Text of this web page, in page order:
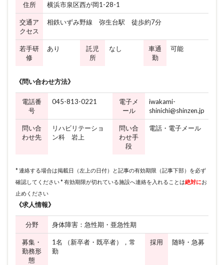
住所 横浜市泉区西が岡1-28-1
交通ア
クセス
相鉄いずみ野線 弥生台駅 徒歩約7分
若手研
修
あり
託児
所
なし
車通
勤
可能
《問い合わせ方法》
電話番
号
045-813-0221
電子メ
ール
iwakami-
shinichi@shinzen.jp
問い合
わせ先
リハビリテーショ
ン科 岩上
問い合
わせ手
段
電話・電子メール
* 連絡する場合は掲載日（左上の日付）と記事の有効期限（記事下部）を必ず
確認してください * 有効期限が切れている施設へ連絡を入れることは絶対にお
止めください
《求人情報》
分野 身体障害：急性期・亜急性期
募集・
勤務形
態
1名 （新卒者・既卒者），常
勤
採用 随時・急募